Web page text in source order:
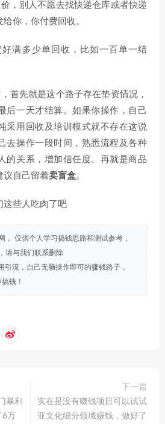
，别人不愿去找快递仓库或者快递
你，你付费回收。
满多少单回收，比如一百单一结
首先就是这个路子存在垫资情况，
后一天才结算。如果你操作，自己
采用回收及培训模式就不存在这说
去操作一段时间，熟悉流程及各种
的关系，增加信任度。再就是商品
议自己留着卖盲盒。
这些人吃肉了吧
， 仅供个人学习搞钱思路和测试参考，
请与我们联系删除
引流，自己无脑操作即可的赚钱路子，
钱！
暴利
6万
下一篇
实在是没有赚钱项目可以试试
亚文化细分领域赚钱，做好了